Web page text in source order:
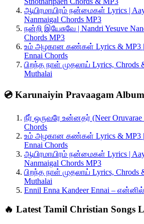
ஆயிரமாயிரம் நன்மைகள் Lyrics |
Nanmaigal Chords MP3
நன்றி இயேசுவே | Nandri Yesuve
Chords MP3
உம் அழகான கண்கள் Lyrics & MP3 |
Ennai Chords
பிறந்த நாள் முதலாய் Lyrics, Chrods
Muthalai
💿 Karunaiyin Pravaagam
நீர் ஒருவரே உன்னதர் (Neer Oruvarae
Chords
உம் அழகான கண்கள் Lyrics & MP3 |
Ennai Chords
ஆயிரமாயிரம் நன்மைகள் Lyrics |
Nanmaigal Chords MP3
பிறந்த நாள் முதலாய் Lyrics, Chrods
Muthalai
Ennil Enna Kandeer Ennai –
🔥 Latest Tamil Christian Songs